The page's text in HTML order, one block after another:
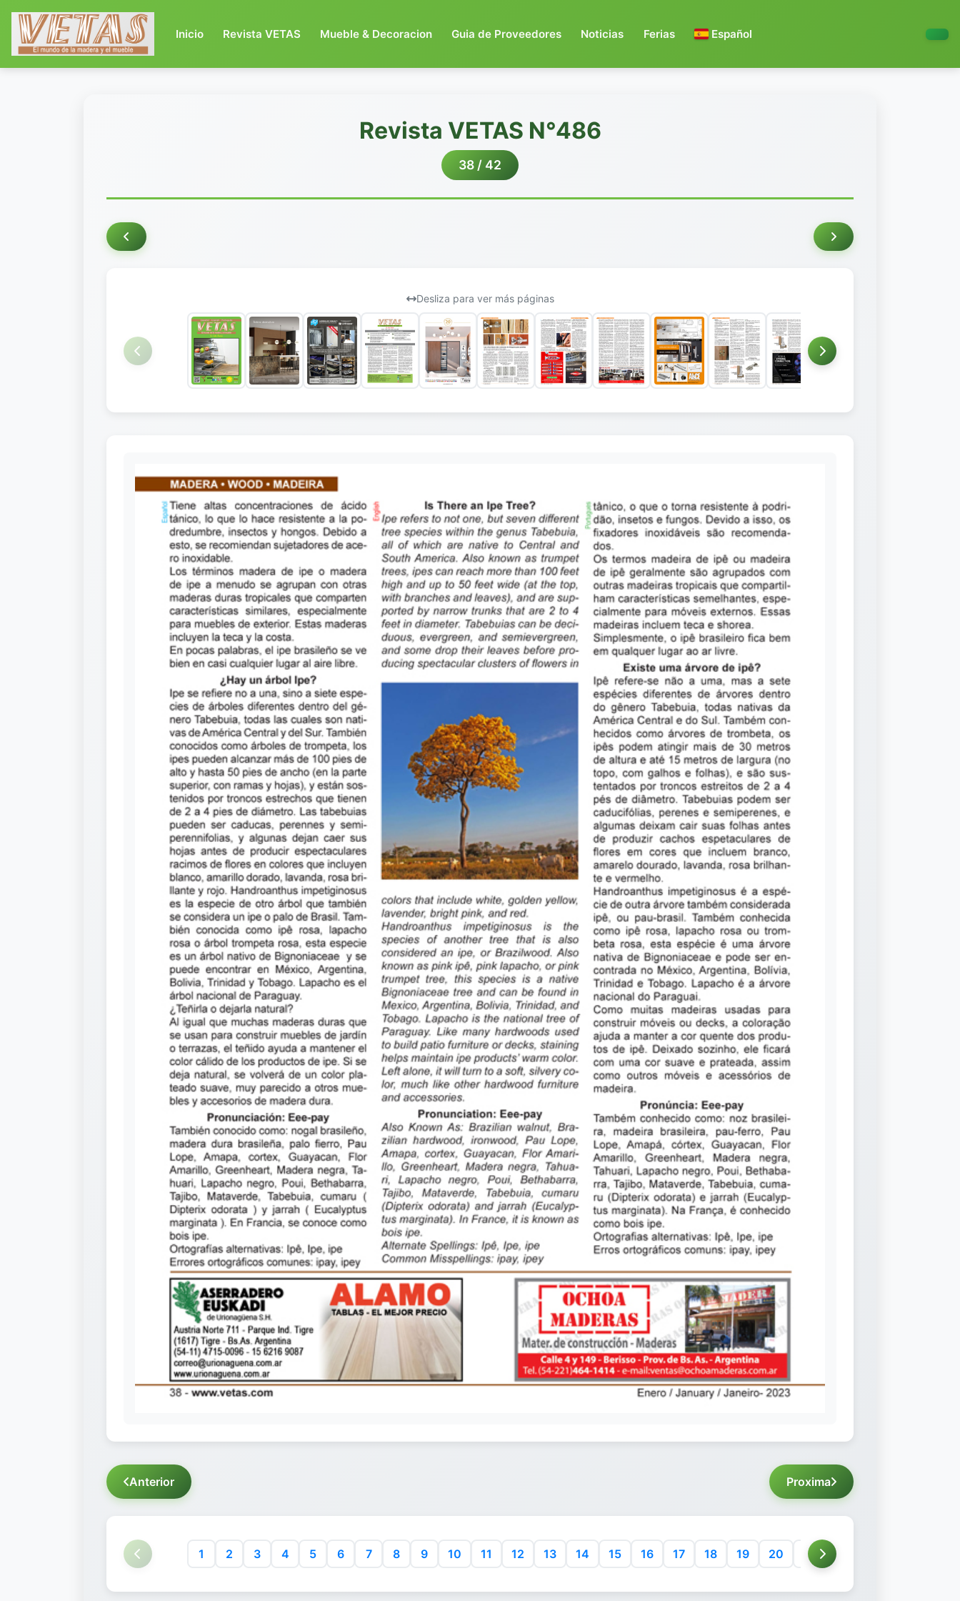
Inicio(current)
Revista VETAS Mueble & Decoracion Guia de Proveedores Noticias Ferias Español
Revista VETAS N°486
38 / 42
Desliza para ver más páginas
Anterior Proxima
1 2 3 4 5 6 7 8 9 10 11 12 13 14 15 16 17 18 19 20 21 22